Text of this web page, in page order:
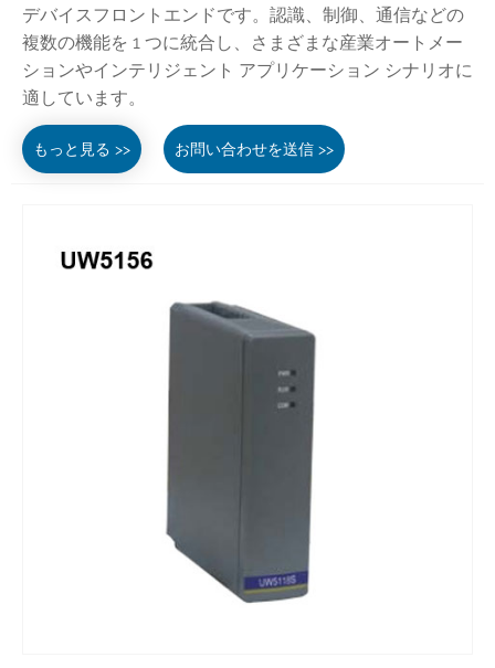
デバイスフロントエンドです。認識、制御、通信などの
複数の機能を 1 つに統合し、さまざまな産業オートメー
ションやインテリジェント アプリケーション シナリオに
適しています。
もっと見る >> お問い合わせを送信 >>